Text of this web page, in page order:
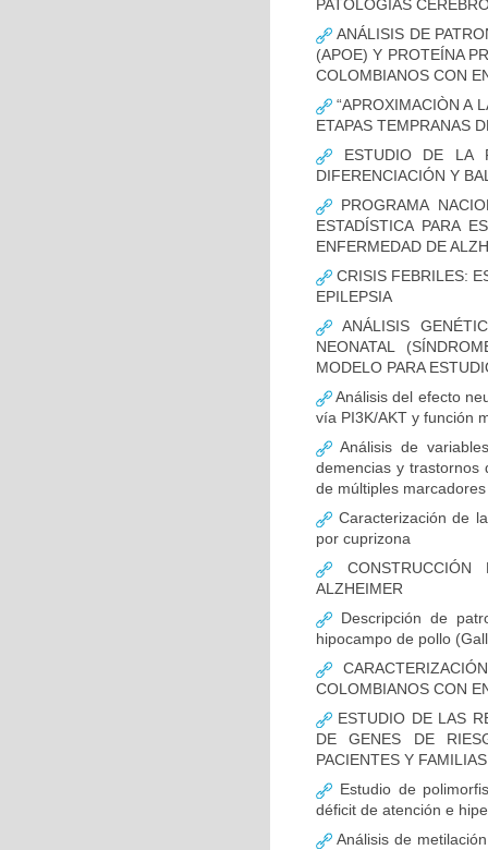
PATOLOGÍAS
ANÁLISIS DE
(APOE) Y PROTEÍNA
COLOMBIANOS CON
“APROXIMACIÒN A
ETAPAS TEMPRANAS
ESTUDIO DE LA
DIFERENCIACIÓN Y
PROGRAMA
ESTADÍSTICA PARA
ENFERMEDAD DE
CRISIS FEBRILES:
EPILEPSIA
ANÁLISIS
NEONATAL
MODELO PARA
Análisis del efecto
vía PI3K/AKT y función
Análisis de
demencias y trastornos
de múltiples
Caracterización de
por cuprizona
ALZHEIMER
Descripción de
hipocampo de pollo
COLOMBIANOS CON
ESTUDIO DE LAS
DE GENES DE
PACIENTES Y
Estudio de
déficit de atención e
Análisis de